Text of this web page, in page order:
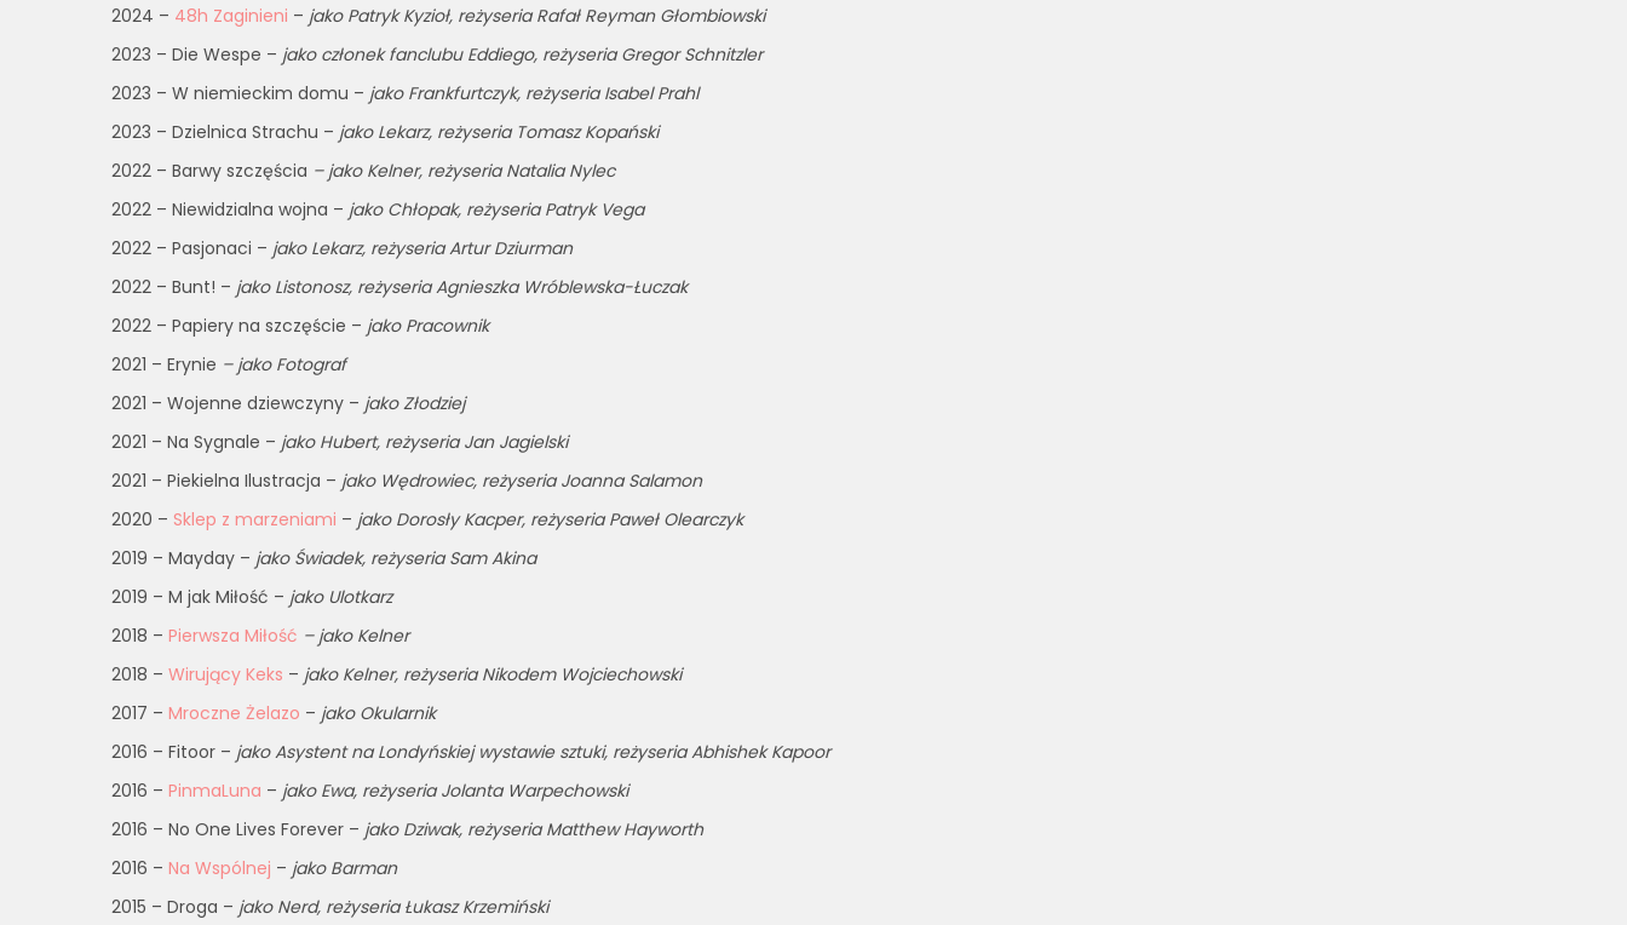
2024 – 48h Zaginieni – jako Patryk Kyzioł, reżyseria Rafał Reyman Głombiowski
2023 – Die Wespe – jako członek fanclubu Eddiego, reżyseria Gregor Schnitzler
2023 – W niemieckim domu – jako Frankfurtczyk, reżyseria Isabel Prahl
2023 – Dzielnica Strachu – jako Lekarz, reżyseria Tomasz Kopański
2022 – Barwy szczęścia – jako Kelner, reżyseria Natalia Nylec
2022 – Niewidzialna wojna – jako Chłopak, reżyseria Patryk Vega
2022 – Pasjonaci – jako Lekarz, reżyseria Artur Dziurman
2022 – Bunt! – jako Listonosz, reżyseria Agnieszka Wróblewska-Łuczak
2022 – Papiery na szczęście – jako Pracownik
2021 – Erynie – jako Fotograf
2021 – Wojenne dziewczyny – jako Złodziej
2021 – Na Sygnale – jako Hubert, reżyseria Jan Jagielski
2021 – Piekielna Ilustracja – jako Wędrowiec, reżyseria Joanna Salamon
2020 – Sklep z marzeniami – jako Dorosły Kacper, reżyseria Paweł Olearczyk
2019 – Mayday – jako Świadek, reżyseria Sam Akina
2019 – M jak Miłość – jako Ulotkarz
2018 – Pierwsza Miłość – jako Kelner
2018 – Wirujący Keks – jako Kelner, reżyseria Nikodem Wojciechowski
2017 – Mroczne Żelazo – jako Okularnik
2016 – Fitoor – jako Asystent na Londyńskiej wystawie sztuki, reżyseria Abhishek Kapoor
2016 – PinmaLuna – jako Ewa, reżyseria Jolanta Warpechowski
2016 – No One Lives Forever – jako Dziwak, reżyseria Matthew Hayworth
2016 – Na Wspólnej – jako Barman
2015 – Droga – jako Nerd, reżyseria Łukasz Krzemiński